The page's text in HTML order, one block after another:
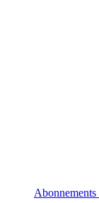
Abonnements